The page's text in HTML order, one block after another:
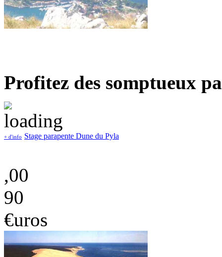
Profitez des somptueux
+ d'info Stage parapente Dune du Pyla
,00
90
€uros